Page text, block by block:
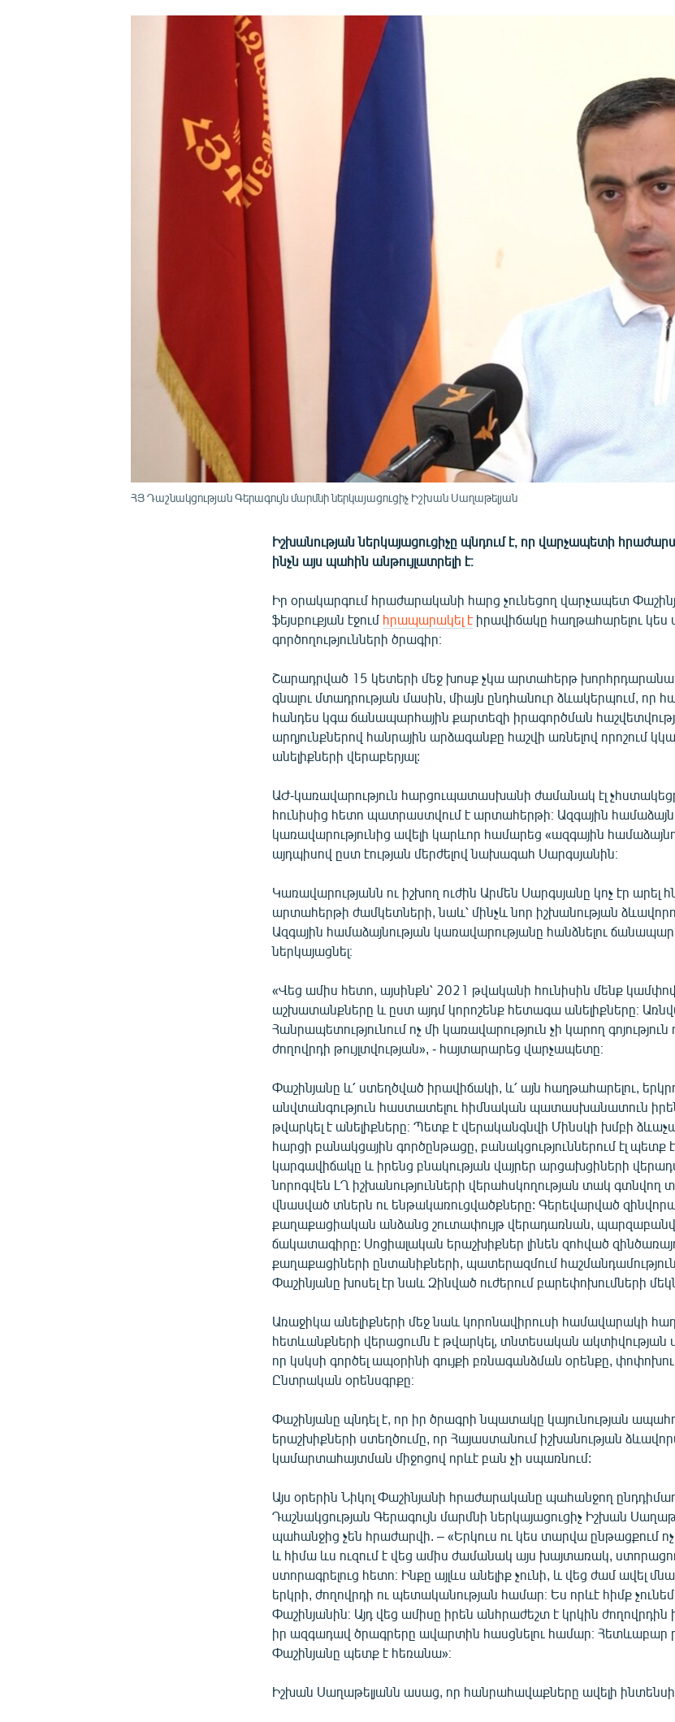
ՀՅ Դաշնակցության Գերագույն մարմնի ներկայացուցիչ Իշխան Սաղաթելյան
Իշխանության ներկայացուցիչը պնդում է, որ վարչապետի
ինչն այս պահին անթույլատրելի է։
Իր օրակարգում հրաժարականի հարց չունեցող վարչապետ
ֆեյսբուքյան էջում հրապարակել էիրավիճակը հաղթահարելու
գործողությունների ծրագիր։
Շարադրված 15 կետերի մեջ խոսք չկա արտահերթ
գնալու մտադրության մասին, միայն ընդհանուր ձևակերպում, որ
հանդես կգա ճանապարհային քարտեզի իրագործման
արդյունքներով հանրային արձագանքը հաշվի առնելով որոշում
անելիքների վերաբերյալ:
ԱԺ-կառավարություն հարցուպատասխանի ժամանակ էլ
հունիսից հետո պատրաստվում է արտահերթի։ Ազգային
կառավարությունից ավելի կարևոր համարեց «ազգային
այդպիսով ըստ էության մերժելով նախագահ Սարգսյանին։
Կառավարությանն ու իշխող ուժին Արմեն Սարգսյանը կոչ էր արել
արտահերթի ժամկետների, նաև՝ մինչև նոր իշխանության
Ազգային համաձայնության կառավարությանը հանձնելու
ներկայացնել։
«Վեց ամիս հետո, այսինքն՝ 2021 թվականի հունիսին մենք
աշխատանքները և ըստ այդմ կորոշենք հետագա անելիքները։
Հանրապետությունում ոչ մի կառավարություն չի կարող
ժողովրդի թույլտվության», - հայտարարեց վարչապետը։
Փաշինյանը և՛ ստեղծված իրավիճակի, և՛ այն հաղթահարելու,
անվտանգություն հաստատելու հիմնական պատասխանատուն
թվարկել է անելիքները։ Պետք է վերականգնվի Մինսկի խմբի
հարցի բանակցային գործընթացը, բանակցություններում էլ պետք
կարգավիճակը և իրենց բնակության վայրեր արցախցիների
նորոգվեն ԼՂ իշխանությունների վերահսկողության տակ գտնվող
վնասված տներն ու ենթակառուցվածքները: Գերեվարված
քաղաքացիական անձանց շուտափույթ վերադառնան,
ճակատագիրը: Սոցիալական երաշխիքներ լինեն զոհված
քաղաքացիների ընտանիքների, պատերազմում
Փաշինյանը խոսել էր նաև Զինված ուժերում բարեփոխումների
Առաջիկա անելիքների մեջ նաև կորոնավիրուսի համավարակի
հետևանքների վերացումն է թվարկել, տնտեսական ակտիվության
որ կսկսի գործել ապօրինի գույքի բռնագանձման օրենքը,
Ընտրական օրենսգրքը։
Փաշինյանը պնդել է, որ իր ծրագրի նպատակը կայունության
երաշխիքների ստեղծումը, որ Հայաստանում իշխանության
կամարտահայտման միջոցով որևէ բան չի սպառնում:
Այս օրերին Նիկոլ Փաշինյանի հրաժարականը պահանջող
Դաշնակցության Գերագույն մարմնի ներկայացուցիչ Իշխան
պահանջից չեն հրաժարվի. – «Երկուս ու կես տարվա ընթացքում
և հիմա ևս ուզում է վեց ամիս ժամանակ այս խայտառակ,
ստորագրելուց հետո։ Ինքը այլևս անելիք չունի, և վեց ժամ ավել
երկրի, ժողովրդի ու պետականության համար։ Ես որևէ հիմք
Փաշինյանին։ Այդ վեց ամիսը իրեն անհրաժեշտ է կրկին ժողովրդին
իր ազգադավ ծրագրերը ավարտին հասցնելու համար։ Հետևաբար
Փաշինյանը պետք է հեռանա»։
Իշխան Սաղաթելյանն ասաց, որ հանրահավաքները ավելի